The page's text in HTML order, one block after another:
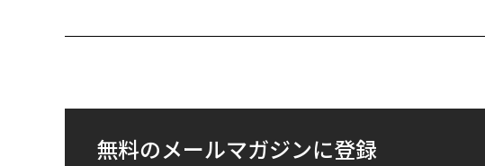
無料のメールマガジンに登録